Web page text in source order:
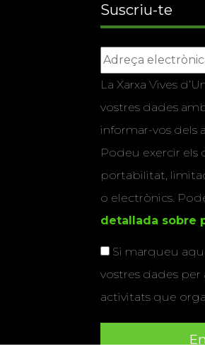
Suscriu-te
La Xarxa Vives
vostres dades
informar-vos dels
Podeu exercir els
portabilitat,
o electrònics.
detallada sobre
Si marqueu
vostres dades per
activitats que